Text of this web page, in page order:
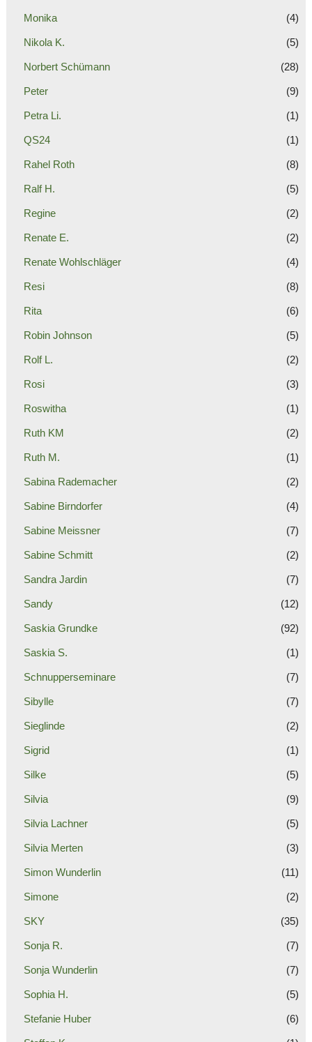
Monika (4)
Nikola K. (5)
Norbert Schümann (28)
Peter (9)
Petra Li. (1)
QS24 (1)
Rahel Roth (8)
Ralf H. (5)
Regine (2)
Renate E. (2)
Renate Wohlschläger (4)
Resi (8)
Rita (6)
Robin Johnson (5)
Rolf L. (2)
Rosi (3)
Roswitha (1)
Ruth KM (2)
Ruth M. (1)
Sabina Rademacher (2)
Sabine Birndorfer (4)
Sabine Meissner (7)
Sabine Schmitt (2)
Sandra Jardin (7)
Sandy (12)
Saskia Grundke (92)
Saskia S. (1)
Schnupperseminare (7)
Sibylle (7)
Sieglinde (2)
Sigrid (1)
Silke (5)
Silvia (9)
Silvia Lachner (5)
Silvia Merten (3)
Simon Wunderlin (11)
Simone (2)
SKY (35)
Sonja R. (7)
Sonja Wunderlin (7)
Sophia H. (5)
Stefanie Huber (6)